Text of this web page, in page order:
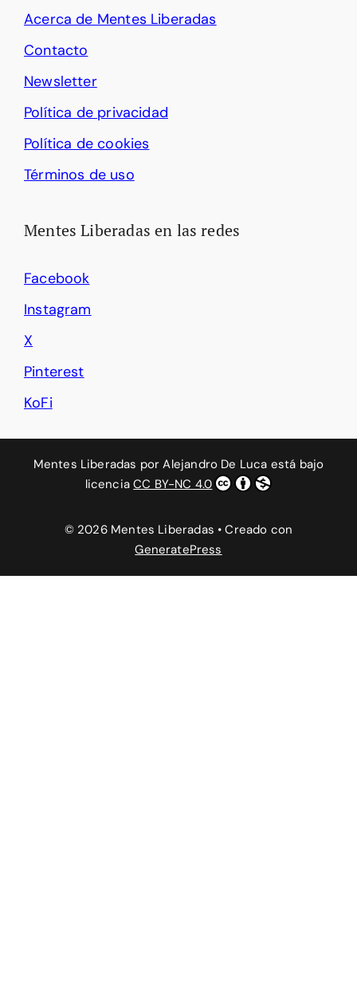
Acerca de Mentes Liberadas
Contacto
Newsletter
Política de privacidad
Política de cookies
Términos de uso
Mentes Liberadas en las redes
Facebook
Instagram
X
Pinterest
KoFi
Mentes Liberadas porAlejandro De Luca está bajo
licenciaCC BY-NC 4.0
© 2026 Mentes Liberadas • Creado con
GeneratePress